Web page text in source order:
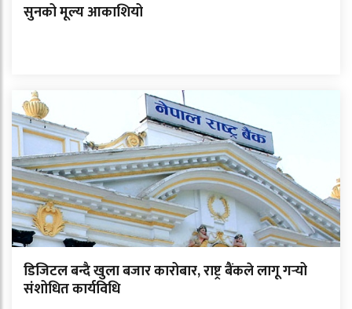
सुनको मूल्य आकाशियो
डिजिटल बन्दै खुला बजार कारोबार, राष्ट्र बैंकले लागू गर्‍यो
संशोधित कार्यविधि